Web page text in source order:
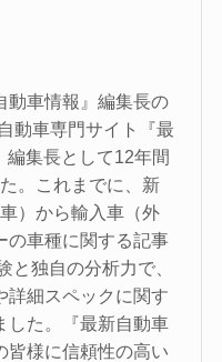
動車情報』編集長の
動車専門サイト『最
編集長として12年間
。これまでに、新
）から輸入車（外
の車種に関する記事
と独自の分析力で、
詳細スペックに関す
した。『最新自動車
皆様に信頼性の高い